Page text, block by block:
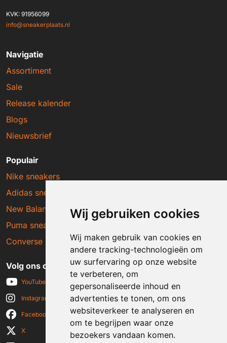
Wij gebruiken cookies
Wij maken gebruik van cookies en
andere tracking-technologieën om
uw surfervaring op onze website
te verbeteren, om
gepersonaliseerde inhoud en
advertenties te tonen, om ons
websiteverkeer te analyseren en
om te begrijpen waar onze
bezoekers vandaan komen.
KVK: 91956099
info@sneakerplaats.nl
Navigatie
Assortiment
Sale
Release kalender
Blogs
Nieuwsbrief
Populair
Nike sneakers
Adidas sneakers
New Balance sneakers
Puma sneakers
Converse sneakers
Volg ons op social media
YouTube
Instagram
Facebook
X